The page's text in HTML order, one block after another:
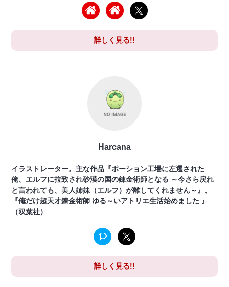
詳しく見る!!
Harcana
イラストレーター。主な作品『ポーション工場に左遷された
俺、エルフに拉致され砂漠の国の錬金術師となる ～今さら戻れ
と言われても、美人姉妹（エルフ）が離してくれません～』、
『俺だけ超天才錬金術師 ゆる～いアトリエ生活始めました 』
（双葉社）
詳しく見る!!